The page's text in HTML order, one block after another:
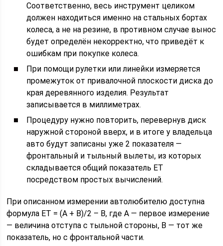
Соответственно, весь инструмент целиком
должен находиться именно на стальных бортах
колеса, а не на резине, в противном случае вынос
будет определён некорректно, что приведёт к
ошибкам при покупке колеса.
При помощи рулетки или линейки измеряется
промежуток от привалочной плоскости диска до
края деревянного изделия. Результат
записывается в миллиметрах.
Процедуру нужно повторить, перевернув диск
наружной стороной вверх, и в итоге у владельца
авто будут записаны уже 2 показателя —
фронтальный и тыльный вылеты, из которых
складывается общий показатель ЕТ
посредством простых вычислений.
При описанном измерении автолюбителю доступна
формула ЕТ = (А + В)/2 – В, где А — первое измерение
— величина отступа с тыльной стороны, В — тот же
показатель, но с фронтальной части.